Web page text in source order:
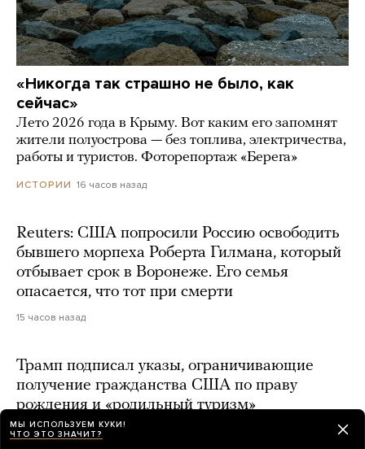
«Никогда так страшно не было, как
сейчас»
Лето 2026 года в Крыму. Вот каким его запомнят
жители полуострова — без топлива, электричества,
работы и туристов. Фоторепортаж «Берега»
ИСТОРИИ 16 часов назад
Reuters: США попросили Россию освободить
бывшего морпеха Роберта Гилмана, который
отбывает срок в Воронеже. Его семья
опасается, что тот при смерти
15 часов назад
Трамп подписал указы, ограничивающие
получение гражданства США по праву
рождения и «родильный туризм»
14 часов назад
МЫ ИСПОЛЬЗУЕМ КУКИ!
ЧТО ЭТО ЗНАЧИТ?